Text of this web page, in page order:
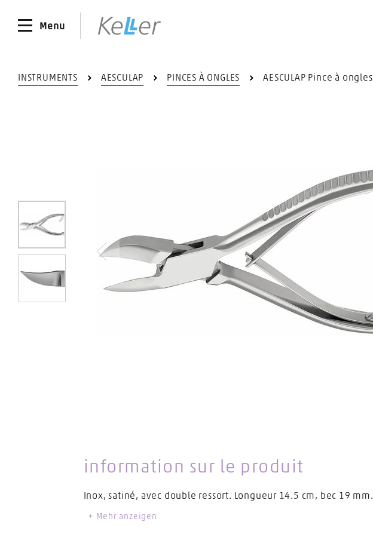
Menu
INSTRUMENTS AESCULAP PINCES À ONGLES AESCULAP Pince à ongles
Précédent
0
1
information sur le produit
Inox, satiné, avec double ressort. Longueur 14.5 cm, bec 19 mm.
Mehr anzeigen